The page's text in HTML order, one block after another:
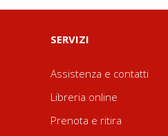
SERVIZI
Assistenza e contatti
Libreria online
Prenota e ritira